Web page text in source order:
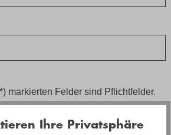
markierten Felder sind Pflichtfelder.
AGBgelesen und bin mit ihnen
Ihre Privatsphäre